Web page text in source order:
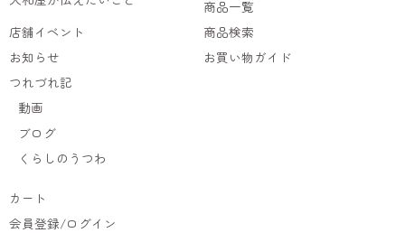
店舗イベント
お知らせ
つれづれ記
動画
ブログ
くらしのうつわ
商品一覧
商品検索
お買い物ガイド
カート
会員登録/ログイン